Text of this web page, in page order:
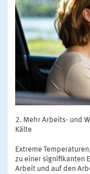
Mehr Arbeits- und
Kälte
Extreme
zu einer signifikanten
Arbeit und auf den